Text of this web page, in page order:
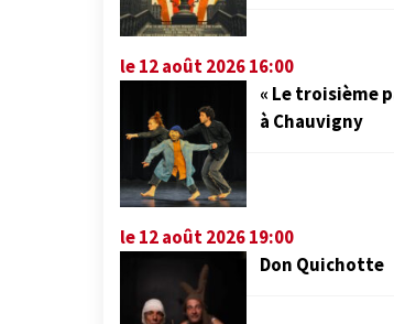
le 12 août 2026 16:00
« Le troisième
à Chauvigny
le 12 août 2026 19:00
Don Quichotte